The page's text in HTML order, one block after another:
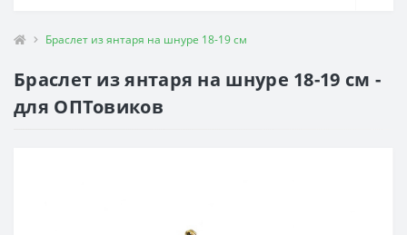
Браслет из янтаря на шнуре 18-19 см
Браслет из янтаря на шнуре 18-19 см -
для ОПТовиков